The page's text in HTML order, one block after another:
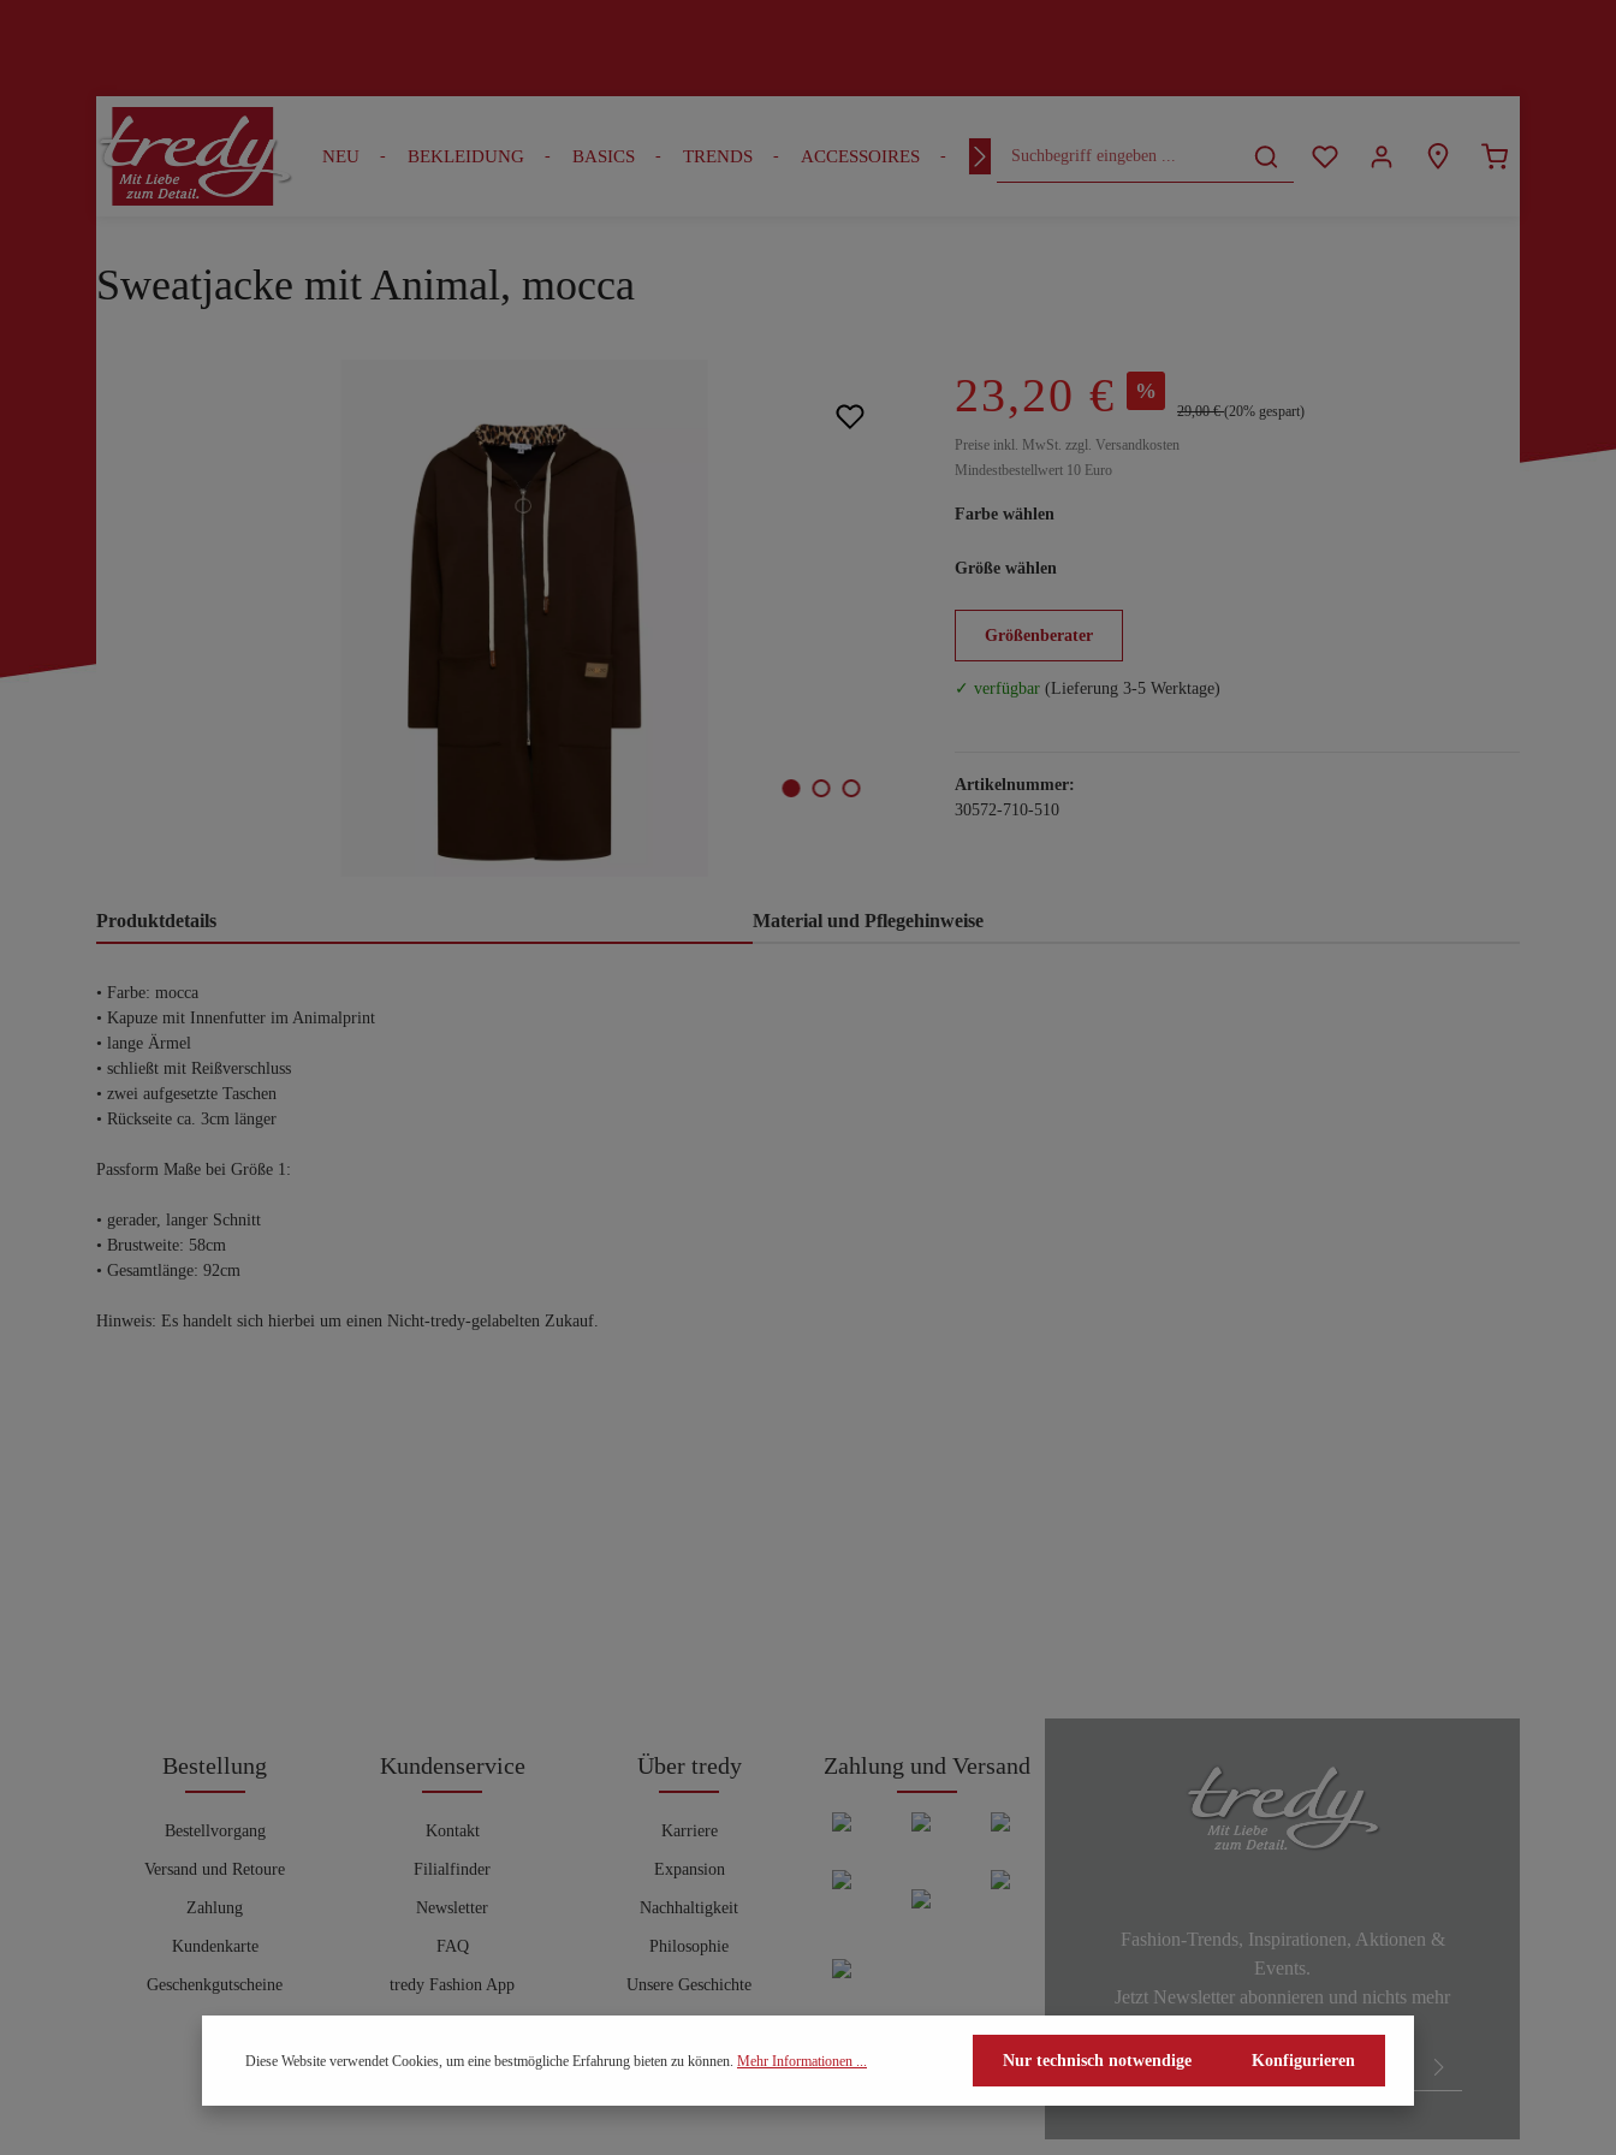
Zur Suche springen Zur Hauptnavigation springen
NEU BEKLEIDUNG BASICS TRENDS ACCESSOIRES OUTFITS CURVY
Sweatjacke mit Animal, mocca
23,20 € %
29,00 €(20% gespart)
Preise inkl. MwSt. zzgl. Versandkosten
Mindestbestellwert 10 Euro
Farbe wählen
Größe wählen
Größenberater
✓ verfügbar (Lieferung 3-5 Werktage)
Artikelnummer:
30572-710-510
Produktdetails Material und Pflegehinweise
• Farbe: mocca
• Kapuze mit Innenfutter im Animalprint
• lange Ärmel
• schließt mit Reißverschluss
• zwei aufgesetzte Taschen
• Rückseite ca. 3cm länger
Passform Maße bei Größe 1:
• gerader, langer Schnitt
• Brustweite: 58cm
• Gesamtlänge: 92cm
Hinweis: Es handelt sich hierbei um einen Nicht-tredy-gelabelten Zukauf.
Bestellung
Bestellvorgang
Versand und Retoure
Zahlung
Kundenkarte
Geschenkgutscheine
Kundenservice
Kontakt
Filialfinder
Newsletter
FAQ
tredy Fashion App
Hosenberater
Über tredy
Karriere
Expansion
Nachhaltigkeit
Philosophie
Unsere Geschichte
Zahlung und Versand
Fashion-Trends, Inspirationen, Aktionen &
Events.
Jetzt Newsletter abonnieren und nichts mehr
Diese Website verwendet Cookies, um eine bestmögliche Erfahrung bieten zu können. Mehr Informationen ... Nur technisch notwendige Konfigurieren